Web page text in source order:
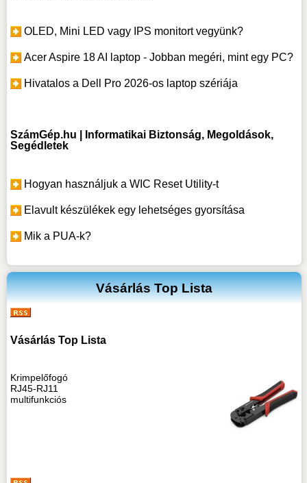
OLED, Mini LED vagy IPS monitort vegyünk?
Acer Aspire 18 AI laptop - Jobban megéri, mint egy PC?
Hivatalos a Dell Pro 2026-os laptop szériája
SzámGép.hu | Informatikai Biztonság, Megoldások,
Segédletek
Hogyan használjuk a WIC Reset Utility-t
Elavult készülékek egy lehetséges gyorsítása
Mik a PUA-k?
Vásárlás Top Lista
Vásárlás Top Lista
Krimpelőfogó
RJ45-RJ11
multifunkciós